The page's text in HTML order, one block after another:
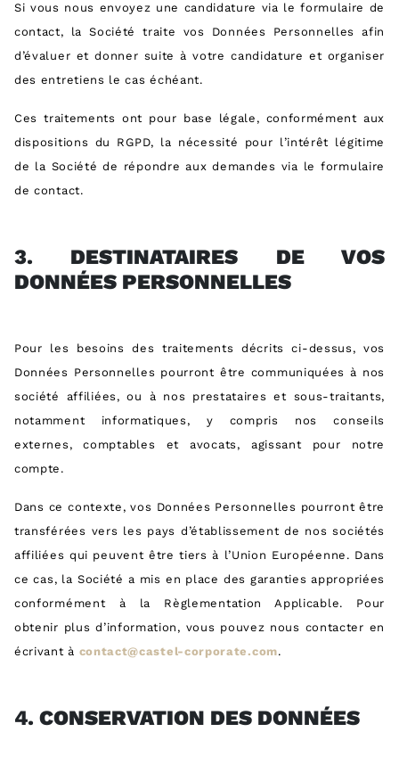
Si vous nous envoyez une candidature via le formulaire de
contact, la Société traite vos Données Personnelles afin
d’évaluer et donner suite à votre candidature et organiser
des entretiens le cas échéant.
Ces traitements ont pour base légale, conformément aux
dispositions du RGPD, la nécessité pour l’intérêt légitime
de la Société de répondre aux demandes via le formulaire
de contact.
3. DESTINATAIRES DE VOS
DONNÉES PERSONNELLES
Pour les besoins des traitements décrits ci-dessus, vos
Données Personnelles pourront être communiquées à nos
société affiliées, ou à nos prestataires et sous-traitants,
notamment informatiques, y compris nos conseils
externes, comptables et avocats, agissant pour notre
compte.
Dans ce contexte, vos Données Personnelles pourront être
transférées vers les pays d’établissement de nos sociétés
affiliées qui peuvent être tiers à l’Union Européenne. Dans
ce cas, la Société a mis en place des garanties appropriées
conformément à la Règlementation Applicable. Pour
obtenir plus d’information, vous pouvez nous contacter en
écrivant à contact@castel-corporate.com.
4. CONSERVATION DES DONNÉES